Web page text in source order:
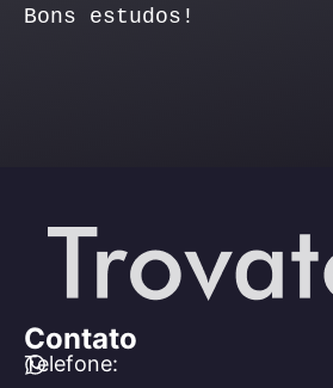
Bons estudos!
Contato
Telefone: